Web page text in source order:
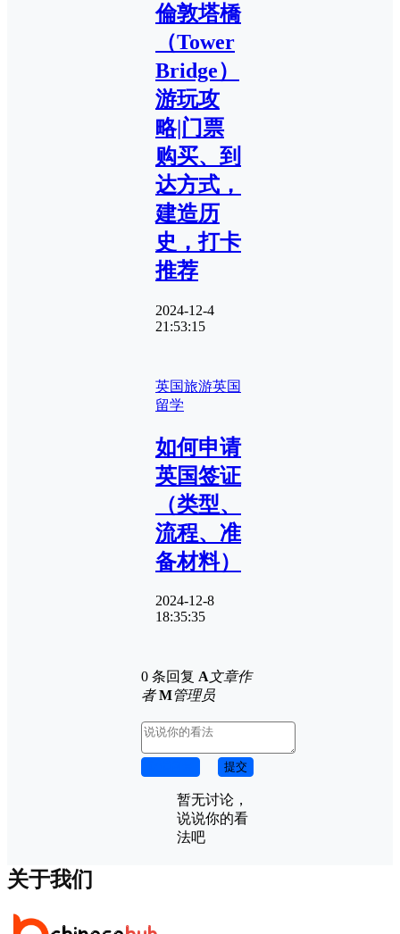
倫敦塔橋
（Tower
Bridge）
游玩攻
略|门票
购买、到
达方式，
建造历
史，打卡
推荐
2024-12-4
21:53:15
英国旅游英国
留学
如何申请
英国签证
（类型、
流程、准
备材料）
2024-12-8
18:35:35
0 条回复 A文章作
者 M管理员
提交
暂无讨论，
说说你的看
法吧
关于我们